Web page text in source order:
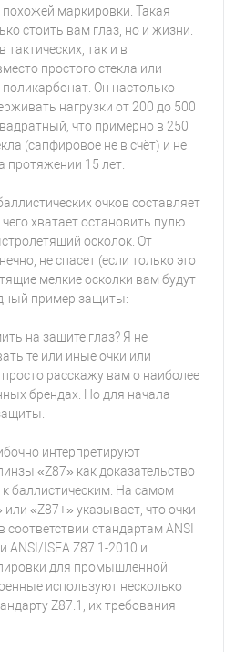
маркировки. Такая
стоить вам глаз, но и жизни.
тактических, так и в
простого стекла или
поликарбонат. Он настолько
нагрузки от 200 до 500
что примерно в 250
(сапфировое не в счёт) и не
протяжении 15 лет.
очков составляет
хватает остановить пулю
осколок. От
не спасет (если только это
мелкие осколки вам будут
пример защиты:
на защите глаз? Я не
те или иные очки или
просто расскажу вам о наиболее
брендах. Но для начала
интерпретируют
«Z87» как доказательство
баллистическим. На самом
«Z87+» указывает, что очки
стандартам ANSI
ANSI/ISEA Z87.1-2010 и
для промышленной
используют несколько
Z87.1, их требования